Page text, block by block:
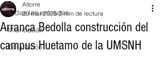
Todas las entradas
Michoacán
Educación
Arranca Bedolla construcción del
campus Huetamo de la UMSNH
Altorre
29 mar 2025 2 min de lectura